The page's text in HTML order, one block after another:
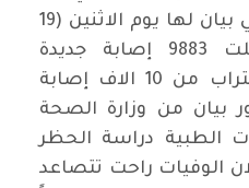
الشهر وأعلنت الوزارة في بيان لها يوم الاثنين (19
تموز 2021)، انها سجلت 9883 إصابة جديدة
بفيروس كورونا وهو اقتراب من 10 الاف إصابة
بيان من وزارة الصحة
دراسة الحظر
الوفيات راحت تتصاعد